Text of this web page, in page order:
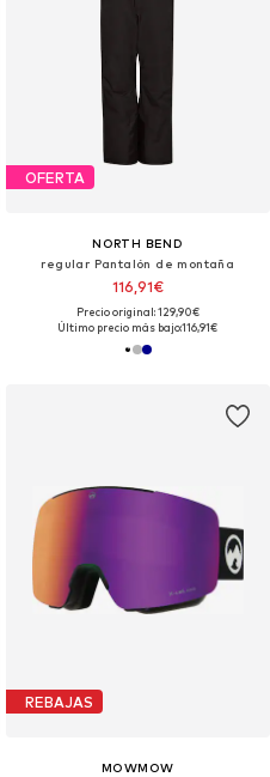
OFERTA
NORTH BEND
regular Pantalón de montaña
116,91€
Precio original: 129,90€
Último precio más bajo:116,91€
REBAJAS
MOWMOW